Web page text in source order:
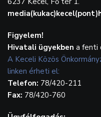
Figyelem!
Hivatali ügyekben a fenti
A Keceli Közös
linken érheti el:
Telefon: 78/420-211
Fax: 78/420-760